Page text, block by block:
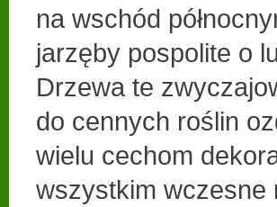
na wschód
jarzęby pospolite o
Drzewa te
do cennych roślin
wielu cechom
wszystkim wczesne